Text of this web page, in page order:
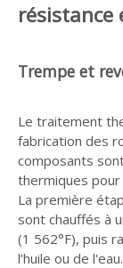
Trempe et
Le traitement
fabrication des
composants
thermiques
La première
sont chauffés à
(1 562°F), puis
l'huile ou de